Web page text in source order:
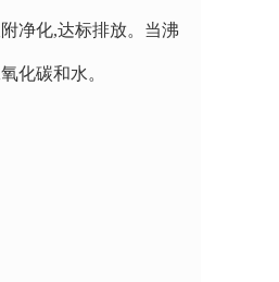
净化,达标排放。当沸
化碳和水。